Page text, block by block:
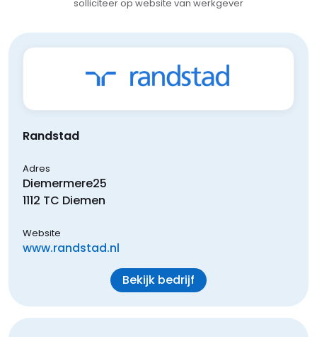
solliciteer op website van werkgever
Randstad
Adres
Diemermere25
1112 TC Diemen
Website
www.randstad.nl
Bekijk bedrijf